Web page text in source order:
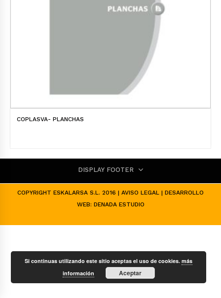
COPLASVA- PLANCHAS
DISPLAY FOOTER
COPYRIGHT ESKALARSA S.L. 2016 | AVISO LEGAL | DESARROLLO
WEB: DENADA ESTUDIO
Si continuas utilizando este sitio aceptas el uso de cookies.más
información
Aceptar